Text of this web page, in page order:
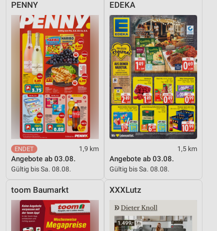
PENNY
1,9 km
Angebote ab 03.08.
Gültig bis Sa. 08.08.
EDEKA
1,5 km
Angebote ab 03.08.
Gültig bis Sa. 08.08.
toom Baumarkt XXXLutz